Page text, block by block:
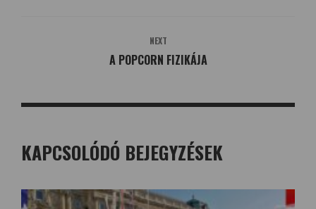
NEXT
A POPCORN FIZIKÁJA
KAPCSOLÓDÓ BEJEGYZÉSEK